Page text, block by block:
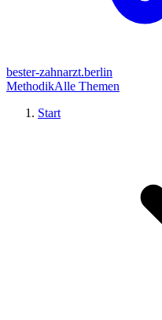
bester-zahnarzt.berlin
MethodikAlle Themen
Start